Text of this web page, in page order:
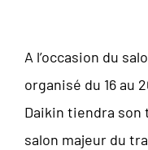
A l’occasion du
organisé du 16 au
Daikin tiendra
salon majeur du